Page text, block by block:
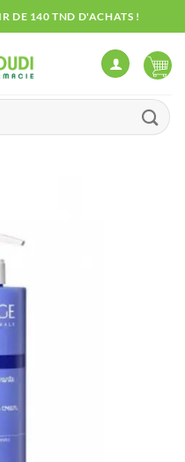
DE 140 TND D'ACHATS !